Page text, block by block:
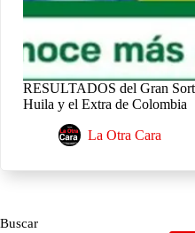
RESULTADOS del Gran
Huila y el Extra de Colombia
La Otra Cara
Buscar